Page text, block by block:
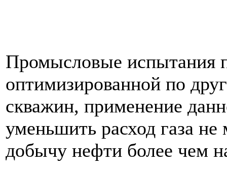
Промысловые испытания
оптимизированной по
скважин, применение
уменьшить расход газа
добычу нефти более чем